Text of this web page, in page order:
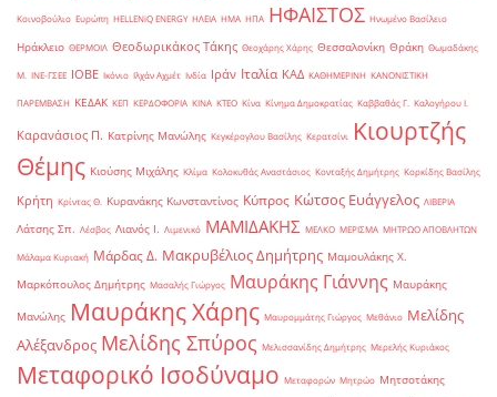
Κοινοβούλιο Ευρώπη ΗELLENiQ ENERGY ΗΛΕΙΑ ΗΜΑ ΗΠΑ ΗΦΑΙΣΤΟΣ Ηνωμένο Βασίλειο
Ηράκλειο ΘΕΡΜΟΙΛ Θεοδωρικάκος Τάκης Θεοχάρης Χάρης Θεσσαλονίκη Θράκη Θωμαδάκης
Μ. ΙΝΕ-ΓΣΕΕ ΙΟΒΕ Ικόνιο Ιλχάν Αχμέτ Ινδία Ιράν Ιταλία ΚΑΔ ΚΑΘΗΜΕΡΙΝΗ ΚΑΝΟΝΙΣΤΙΚΗ
ΠΑΡΕΜΒΑΣΗ ΚΕΔΑΚ ΚΕΠ ΚΕΡΔΟΦΟΡΙΑ ΚΙΝΑ ΚΤΕΟ Κίνα Κίνημα Δημοκρατίας Καββαθάς Γ. Καλογήρου Ι.
Καρανάσιος Π. Κατρίνης Μανώλης Κεγκέρογλου Βασίλης Κερατσίνι
Κιουρτζής
Θέμης Κιούσης Μιχάλης Κλίμα Κολοκυθάς Αναστάσιος Κονταξής Δημήτρης Κορκίδης Βασίλης
Κρήτη Κρίντας Θ. Κυρανάκης Κωνσταντίνος Κύπρος Κώτσος Ευάγγελος ΛΙΒΕΡΙΑ
Λάτσης Σπ. Λέσβος Λιανός Ι. Λιμενικό ΜΑΜΙΔΑΚΗΣ ΜΕΛΚΟ ΜΕΡΙΣΜΑ ΜΗΤΡΩΟ ΑΠΟΒΛΗΤΩΝ
Μάλαμα Κυριακή Μάρδας Δ. Μακρυβέλιος Δημήτρης Μαμουλάκης Χ.
Μαρκόπουλος Δημήτρης Μασαλής Γιώργος Μαυράκης Γιάννης Μαυράκης
Μανώλης Μαυράκης Χάρης Μαυρομμάτης Γιώργος Μεθάνιο Μελίδης
Αλέξανδρος Μελίδης Σπύρος Μελισσανίδης Δημήτρης Μερελής Κυριάκος
Μεταφορικό Ισοδύναμο Μεταφορών Μητρώο Μητσοτάκης